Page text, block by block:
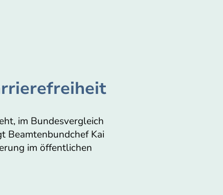
im Bundesvergleich
Beamtenbundchef Kai
im öffentlichen